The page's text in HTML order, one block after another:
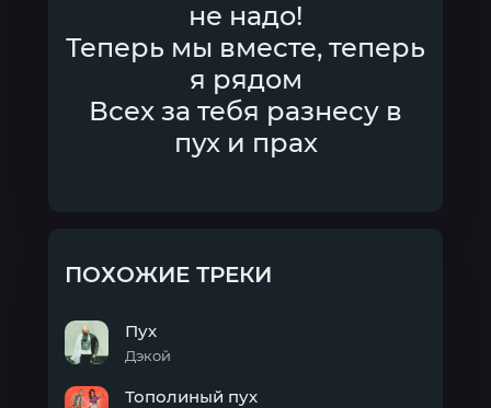
не надо!
Теперь мы вместе, теперь
я рядом
Всех за тебя разнесу в
пух и прах
ПОХОЖИЕ ТРЕКИ
Пух
Дэкой
Тополиный пух